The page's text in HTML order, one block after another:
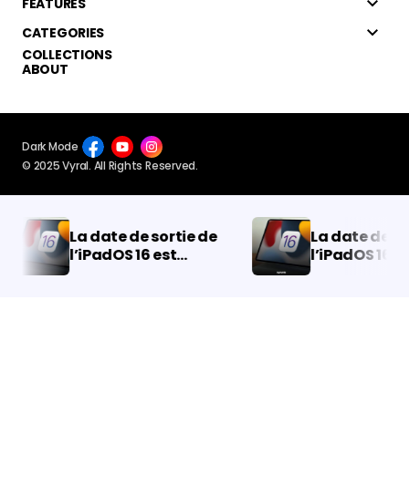
FEATURES
CATEGORIES
COLLECTIONS
ABOUT
© 2025 Vyral. All Rights Reserved.
Dark Mode
La date de sortie de
l’iPadOS 16 est
officiellement
La date de
l’iPadOS 16 est
officiellement